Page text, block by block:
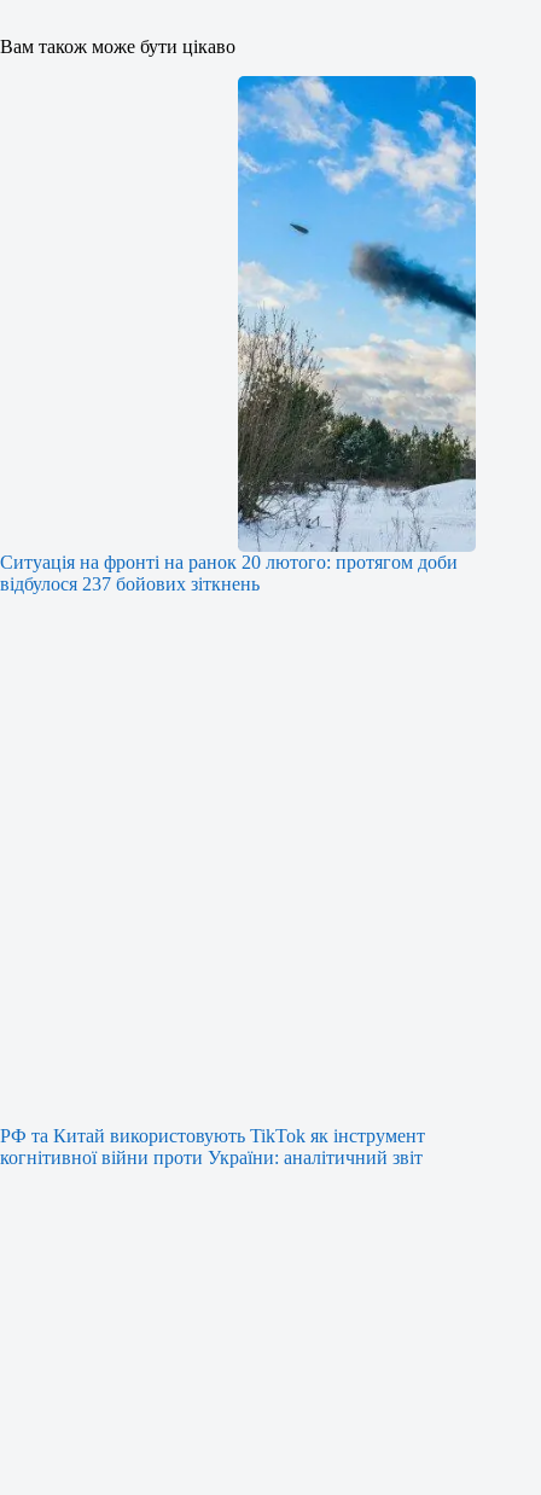
Вам також може бути цікаво
Ситуація на фронті на ранок 20 лютого: протягом доби
відбулося 237 бойових зіткнень
РФ та Китай використовують TikTok як інструмент
когнітивної війни проти України: аналітичний звіт